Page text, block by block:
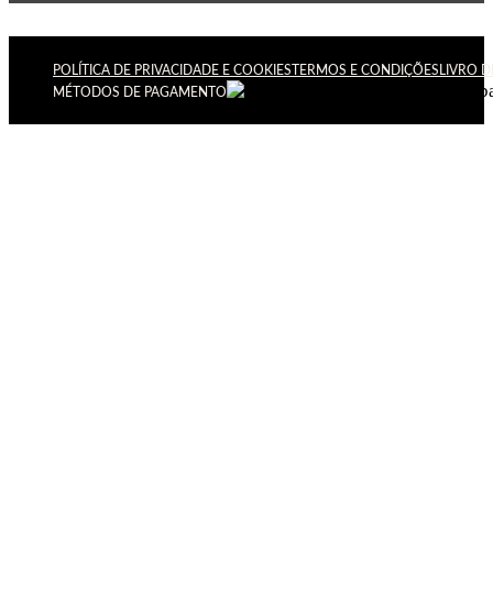
POLÍTICA DE PRIVACIDADE E COOKIES TERMOS E CONDIÇÕES LIVRO
MÉTODOS DE PAGAMENTO